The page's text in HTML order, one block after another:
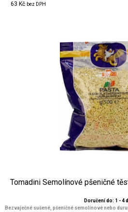
63 Kč bez DPH
Tomadini Semolínové pšeničné
Doručení do: 1 - 4
Bezvaječné sušené, pšeničné semolínové nebo